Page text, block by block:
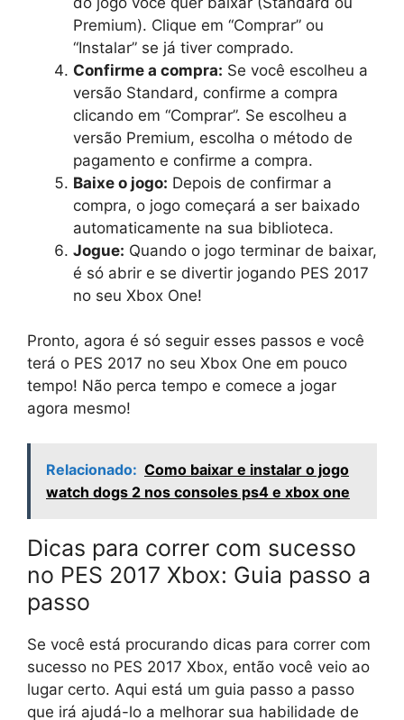
Premium). Clique em “Comprar” ou
“Instalar” se já tiver comprado.
Confirme a compra: Se você escolheu a
versão Standard, confirme a compra
clicando em “Comprar”. Se escolheu a
versão Premium, escolha o método de
pagamento e confirme a compra.
Baixe o jogo: Depois de confirmar a
compra, o jogo começará a ser baixado
automaticamente na sua biblioteca.
Jogue: Quando o jogo terminar de baixar,
é só abrir e se divertir jogando PES 2017
no seu Xbox One!
Pronto, agora é só seguir esses passos e você
terá o PES 2017 no seu Xbox One em pouco
tempo! Não perca tempo e comece a jogar
agora mesmo!
Relacionado: Como baixar e instalar o jogo
watch dogs 2 nos consoles ps4 e xbox one
Dicas para correr com sucesso
no PES 2017 Xbox: Guia passo a
passo
Se você está procurando dicas para correr com
sucesso no PES 2017 Xbox, então você veio ao
lugar certo. Aqui está um guia passo a passo
que irá ajudá-lo a melhorar sua habilidade de